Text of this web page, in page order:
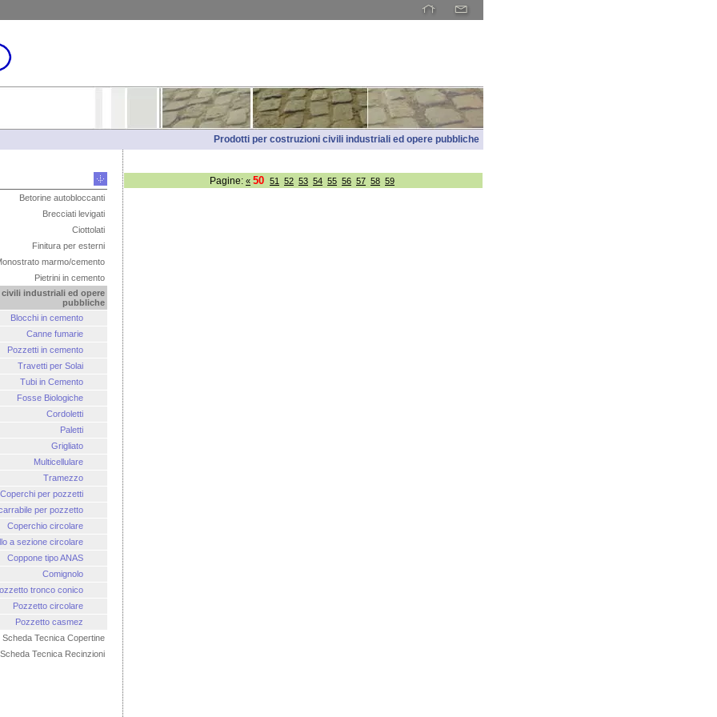
Prodotti per costruzioni civili industriali ed opere pubbliche
Betorine autobloccanti
Brecciati levigati
Ciottolati
Finitura per esterni
marmo/cemento
Pietrini in cemento
industriali ed opere
pubbliche
Blocchi in cemento
Canne fumarie
Pozzetti in cemento
Travetti per Solai
Tubi in Cemento
Fosse Biologiche
Cordoletti
Paletti
Grigliato
Multicellulare
Tramezzo
Coperchi per pozzetti
per pozzetto
Coperchio circolare
a sezione circolare
Coppone tipo ANAS
Comignolo
tronco conico
Pozzetto circolare
Pozzetto casmez
Scheda Tecnica Copertine
Scheda Tecnica Recinzioni
Pagine: « 50 51 52 53 54 55 56 57 58 59